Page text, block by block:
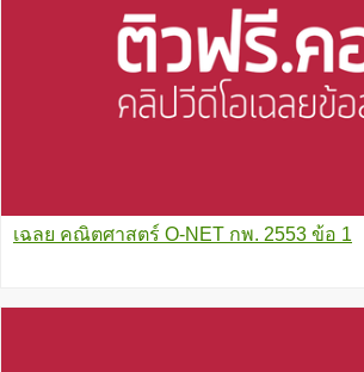
เฉลย คณิตศาสตร์ O-NET กพ. 2553 ข้อ 1